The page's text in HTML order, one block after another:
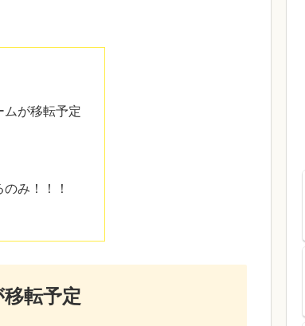
が移転予定
み！！！
転予定